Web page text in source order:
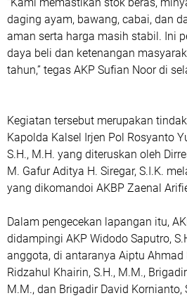
daging ayam, bawang, cabai, dan
aman serta harga masih stabil. Ini
daya beli dan ketenangan
tahun,” tegas AKP Sufian Noor di
Kegiatan tersebut merupakan
Kapolda Kalsel Irjen Pol Rosyanto
S.H., M.H. yang diteruskan oleh
M. Gafur Aditya H. Siregar, S.I.K.
yang dikomandoi AKBP Zaenal
Dalam pengecekan lapangan itu,
didampingi AKP Widodo Saputro,
anggota, di antaranya Aiptu Ahmad
Ridzahul Khairin, S.H., M.M.,
M.M., dan Brigadir David Kornianto,